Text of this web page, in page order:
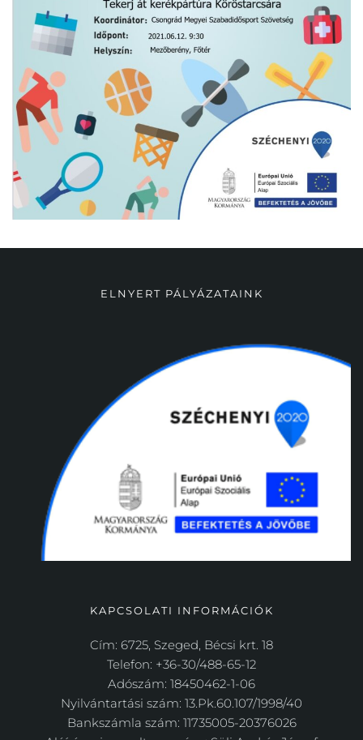
ELNYERT PÁLYÁZATAINK
KAPCSOLATI INFORMÁCIÓK
Cím: 6725, Szeged, Bécsi krt. 18
Telefon: +36-30/488-65-12
Adószám: 18450462-1-06
Nyilvántartási szám: 13.Pk.60.107/1998/40
Bankszámla szám: 11735005-20376026